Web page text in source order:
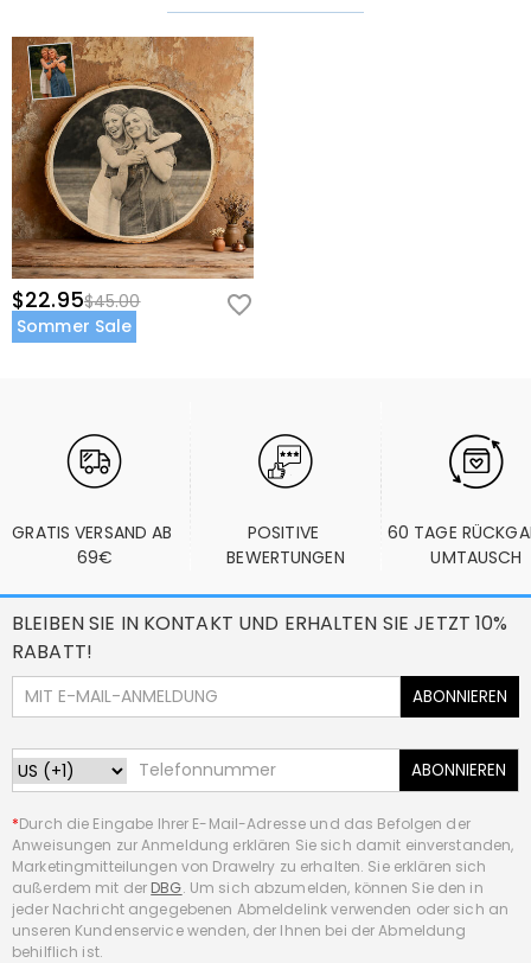
$22.95$45.00
Sommer Sale
GRATIS VERSAND AB
69€
POSITIVE
BEWERTUNGEN
60 TAGE
UMTAUSCH
BLEIBEN SIE IN KONTAKT UND ERHALTEN SIE JETZT 10%
RABATT!
ABONNIEREN
ABONNIEREN
*Durch die Eingabe Ihrer E-Mail-Adresse und das Befolgen der
Anweisungen zur Anmeldung erklären Sie sich damit einverstanden,
Marketingmitteilungen von Drawelry zu erhalten. Sie erklären sich
außerdem mit der DBG. Um sich abzumelden, können Sie den in
jeder Nachricht angegebenen Abmeldelink verwenden oder sich an
unseren Kundenservice wenden, der Ihnen bei der Abmeldung
behilflich ist.